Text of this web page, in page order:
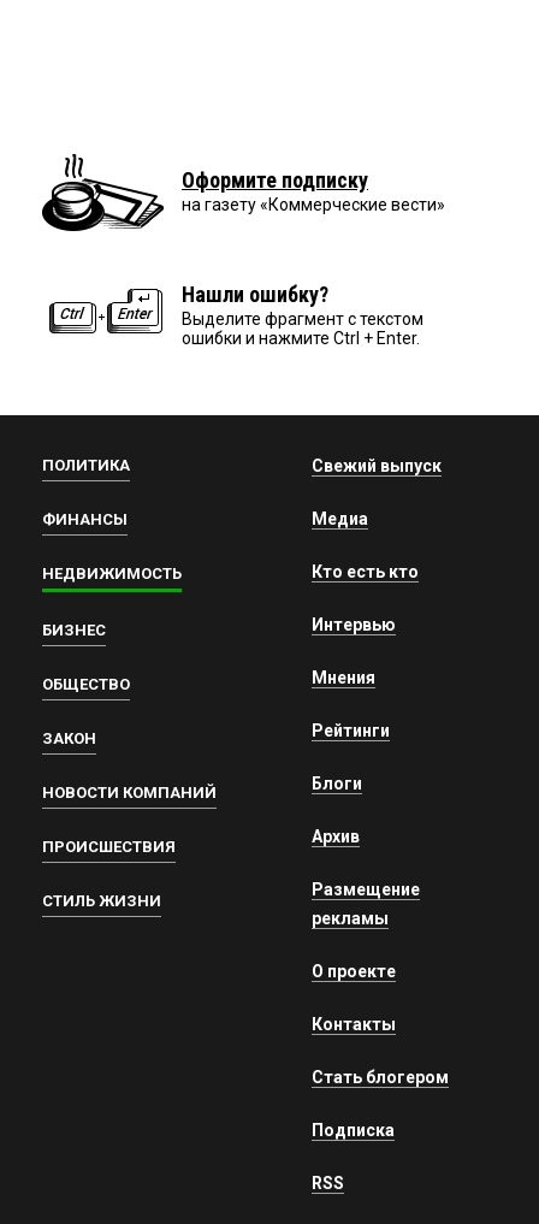
Оформите подписку
на газету «Коммерческие вести»
Нашли ошибку?
Выделите фрагмент с текстом
ошибки и нажмите Ctrl + Enter.
ПОЛИТИКА
ФИНАНСЫ
НЕДВИЖИМОСТЬ
БИЗНЕС
ОБЩЕСТВО
ЗАКОН
НОВОСТИ КОМПАНИЙ
ПРОИСШЕСТВИЯ
СТИЛЬ ЖИЗНИ
Свежий выпуск
Медиа
Кто есть кто
Интервью
Мнения
Рейтинги
Блоги
Архив
Размещение
рекламы
О проекте
Контакты
Стать блогером
Подписка
RSS